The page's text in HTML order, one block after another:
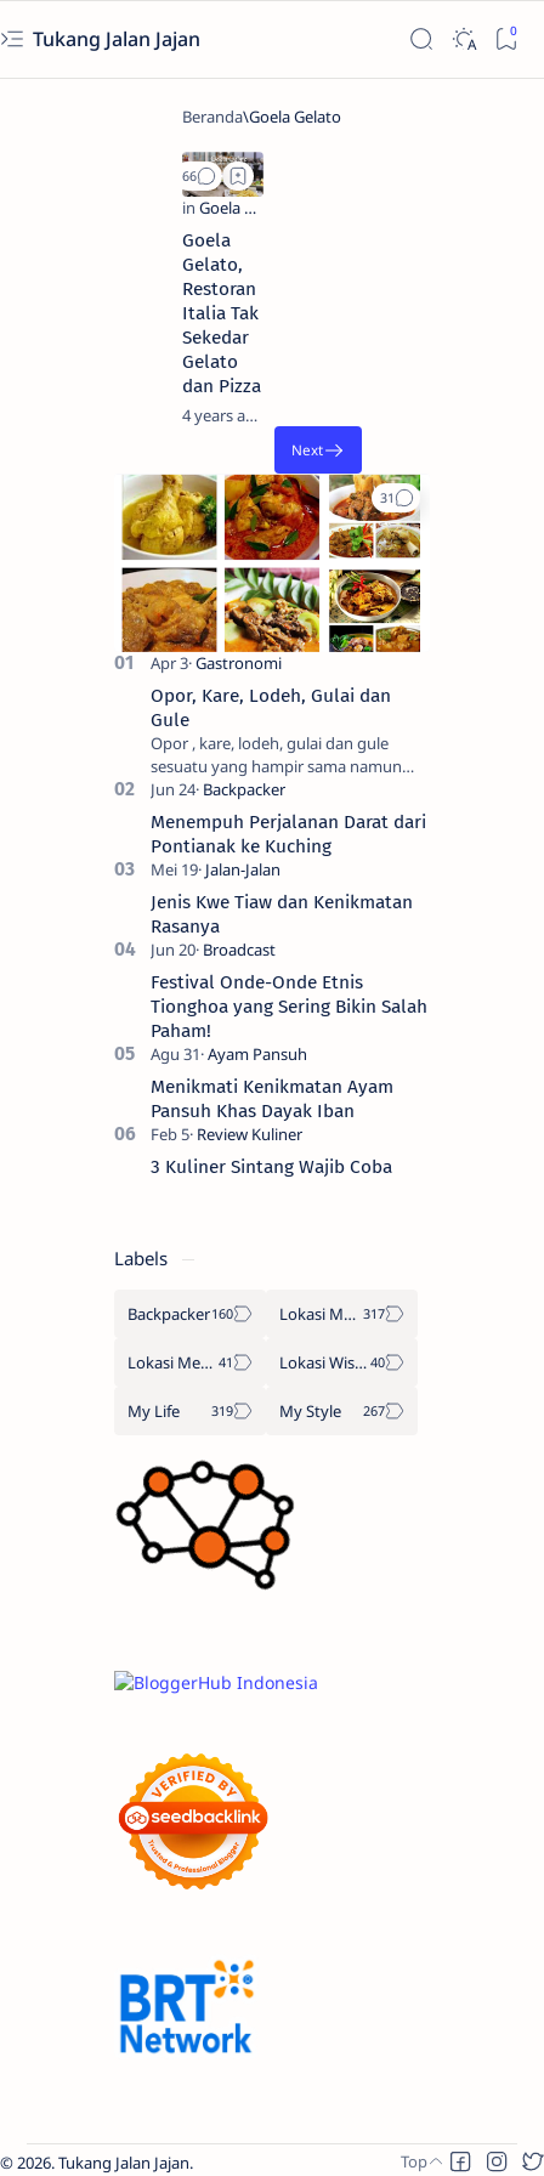
Tukang Jalan Jajan
Goela
Gelato,
Restoran
Italia Tak
Sekedar
Gelato
dan Pizza
4 years ago
Opor, Kare, Lodeh, Gulai dan
Gule
Opor , kare, lodeh, gulai dan gule
sesuatu yang hampir sama namun
berbeda. Saya sendiri kesulitan untuk
membedakanya. Mencari tahu ada…
Menempuh Perjalanan Darat dari
Pontianak ke Kuching
Jenis Kwe Tiaw dan Kenikmatan
Rasanya
Festival Onde-Onde Etnis
Tionghoa yang Sering Bikin Salah
Paham!
Menikmati Kenikmatan Ayam
Pansuh Khas Dayak Iban
3 Kuliner Sintang Wajib Coba
Labels
Backpacker Lokasi Makan
Lokasi Menginap Lokasi Wisata
My Life My Style
2026.Tukang Jalan Jajan.